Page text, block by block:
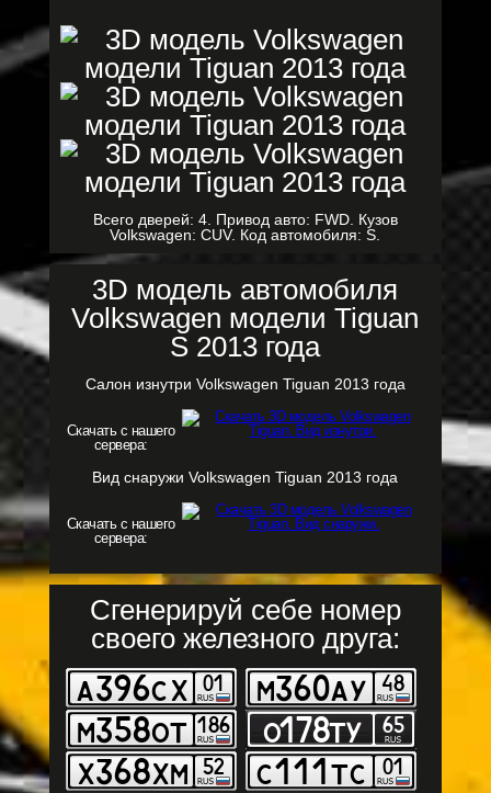
Всего дверей: 4. Привод авто: FWD. Кузов
Volkswagen: CUV. Код автомобиля: S.
3D модель автомобиля
Volkswagen модели Tiguan
S 2013 года
Салон изнутри Volkswagen Tiguan 2013 года
Скачать с нашего
сервера:
Вид снаружи Volkswagen Tiguan 2013 года
Скачать с нашего
сервера:
Сгенерируй себе номер
своего железного друга: